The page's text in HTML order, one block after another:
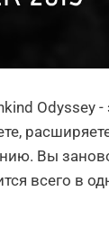
Odyssey
Вы
всего в